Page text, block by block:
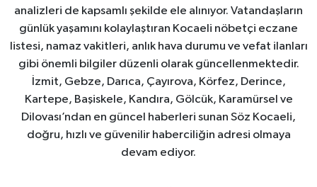
analizleri de kapsamlı şekilde ele alınıyor. Vatandaşların
günlük yaşamını kolaylaştıran Kocaeli nöbetçi eczane
listesi, namaz vakitleri, anlık hava durumu ve vefat ilanları
gibi önemli bilgiler düzenli olarak güncellenmektedir.
İzmit, Gebze, Darıca, Çayırova, Körfez, Derince,
Kartepe, Başiskele, Kandıra, Gölcük, Karamürsel ve
Dilovası’ndan en güncel haberleri sunan Söz Kocaeli,
doğru, hızlı ve güvenilir haberciliğin adresi olmaya
devam ediyor.